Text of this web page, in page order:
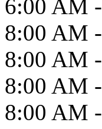
6:00 AM -
8:00 AM -
8:00 AM -
8:00 AM -
8:00 AM -